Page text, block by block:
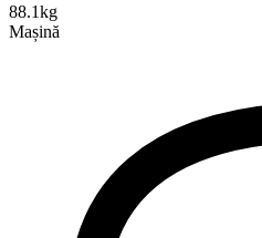
88.1kg
Mașină